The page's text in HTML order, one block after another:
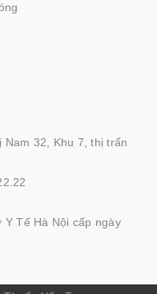
32, Khu 7, thị trấn
Y Tế Hà Nội cấp ngày